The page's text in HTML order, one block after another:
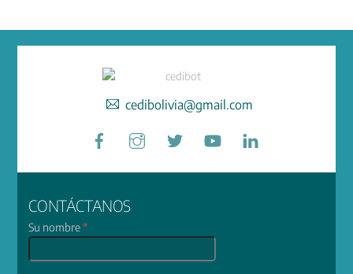
cedibolivia@gmail.com
Facebook
CONTÁCTANOS
Su nombre*